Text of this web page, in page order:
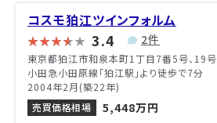
コスモ狛江ツインフォルム
3.4 2件
東京都狛江市和泉本町1丁目7番5号、19号
小田急小田原線「狛江駅」より徒歩で7分
2004年2月(築22年)
売買価格相場
5,448万円